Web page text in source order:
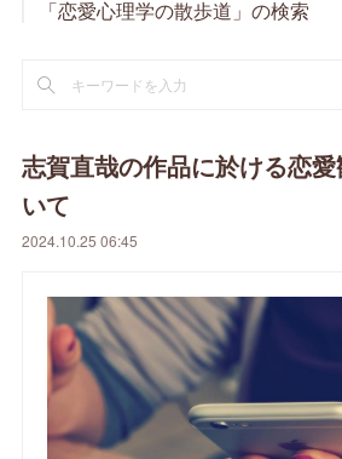
「恋愛心理学の散歩道」の検索
志賀直哉の作品に於ける恋
いて
2024.10.25 06:45